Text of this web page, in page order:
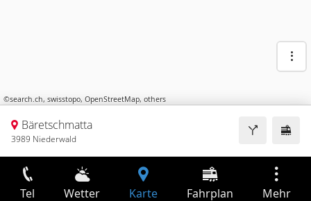
©search.ch, swisstopo, OpenStreetMap, others
Bäretschmatta
3989 Niederwald
Tel Wetter Karte Fahrplan Mehr